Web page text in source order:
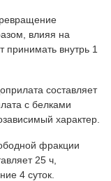
влияя на
принимать внутрь 1
составляет
с белками
характер.
фракции
25 ч,
4 суток.